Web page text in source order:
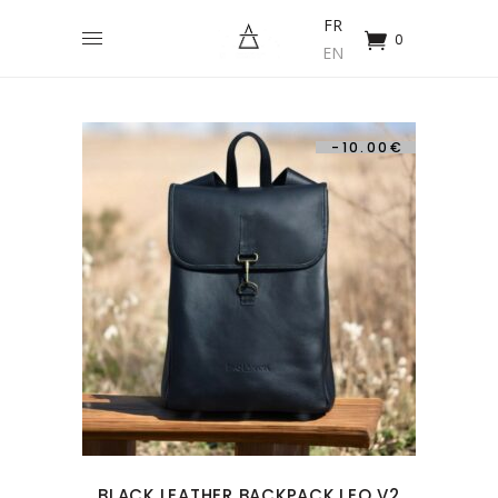
FR
EN
0
-10.00€